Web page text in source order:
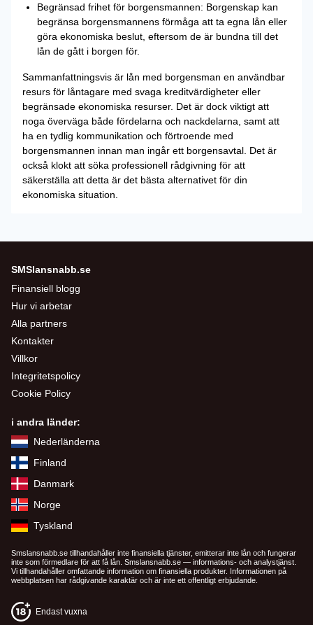
Begränsad frihet för borgensmannen: Borgenskap kan
begränsa borgensmannens förmåga att ta egna lån eller
göra ekonomiska beslut, eftersom de är bundna till det
lån de gått i borgen för.
Sammanfattningsvis är lån med borgensman en användbar
resurs för låntagare med svaga kreditvärdigheter eller
begränsade ekonomiska resurser. Det är dock viktigt att
noga överväga både fördelarna och nackdelarna, samt att
ha en tydlig kommunikation och förtroende med
borgensmannen innan man ingår ett borgensavtal. Det är
också klokt att söka professionell rådgivning för att
säkerställa att detta är det bästa alternativet för din
ekonomiska situation.
SMSlansnabb.se
Finansiell blogg
Hur vi arbetar
Alla partners
Kontakter
Villkor
Integritetspolicy
Cookie Policy
i andra länder:
Nederländerna
Finland
Danmark
Norge
Tyskland
Smslansnabb.se tillhandahåller inte finansiella tjänster, emitterar inte lån och fungerar
inte som förmedlare för att få lån. Smslansnabb.se — informations- och analystjänst.
Vi tillhandahåller omfattande information om finansiella produkter. Informationen på
webbplatsen har rådgivande karaktär och är inte ett offentligt erbjudande.
Endast vuxna